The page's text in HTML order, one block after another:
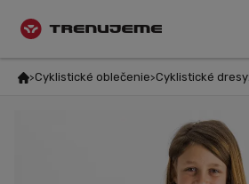
Cyklistické oblečenie Cyklistické dresy